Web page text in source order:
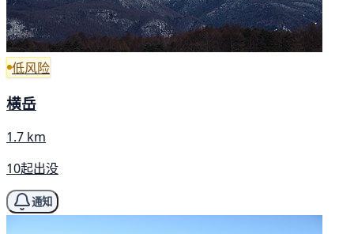
低风险
横岳
1.7 km
10起出没
通知